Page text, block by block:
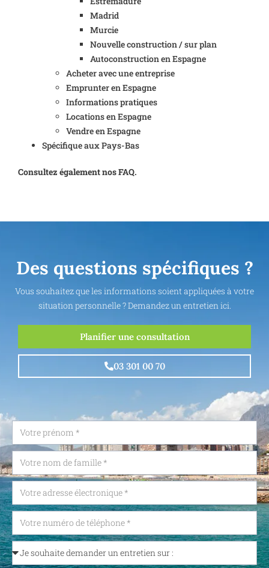
Madrid
Murcie
Nouvelle construction / sur plan
Autoconstruction en Espagne
Acheter avec une entreprise
Emprunter en Espagne
Informations pratiques
Locations en Espagne
Vendre en Espagne
Spécifique aux Pays-Bas
Consultez également nos FAQ.
Des questions spécifiques ?
Vous souhaitez que les informations soient appliquées à votre
situation personnelle ? Demandez un entretien ici.
Planifier une consultation
03 301 00 70